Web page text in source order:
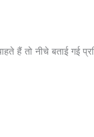
हैं तो नीचे बताई गई